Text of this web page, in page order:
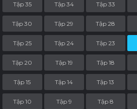
Tập 35 Tập 34 Tập 33
Tập 30 Tập 29 Tập 28
Tập 25 Tập 24 Tập 23
Tập 20 Tập 19 Tập 18
Tập 15 Tập 14 Tập 13
Tập 10 Tập 9 Tập 8